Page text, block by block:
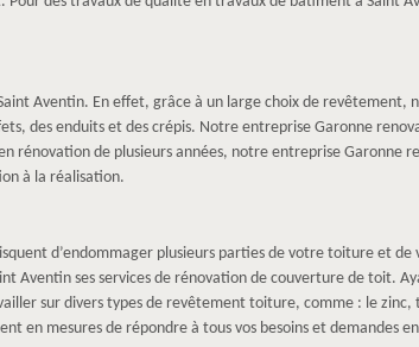
Aventin. En effet, grâce à un large choix de revêtement,
des enduits et des crépis. Notre entreprise Garonne
rénovation de plusieurs années, notre entreprise Garonne
à la réalisation.
d’endommager plusieurs parties de votre toiture et de
Aventin ses services de rénovation de couverture de toit.
sur divers types de revêtement toiture, comme : le zinc,
en mesures de répondre à tous vos besoins et demandes